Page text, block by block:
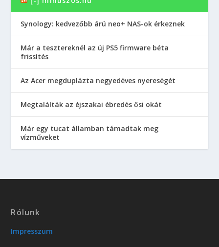
Synology: kedvezőbb árú neo+ NAS-ok érkeznek
Már a tesztereknél az új PS5 firmware béta
frissítés
Az Acer megduplázta negyedéves nyereségét
Megtalálták az éjszakai ébredés ősi okát
Már egy tucat államban támadtak meg
vízműveket
Rólunk
Impresszum